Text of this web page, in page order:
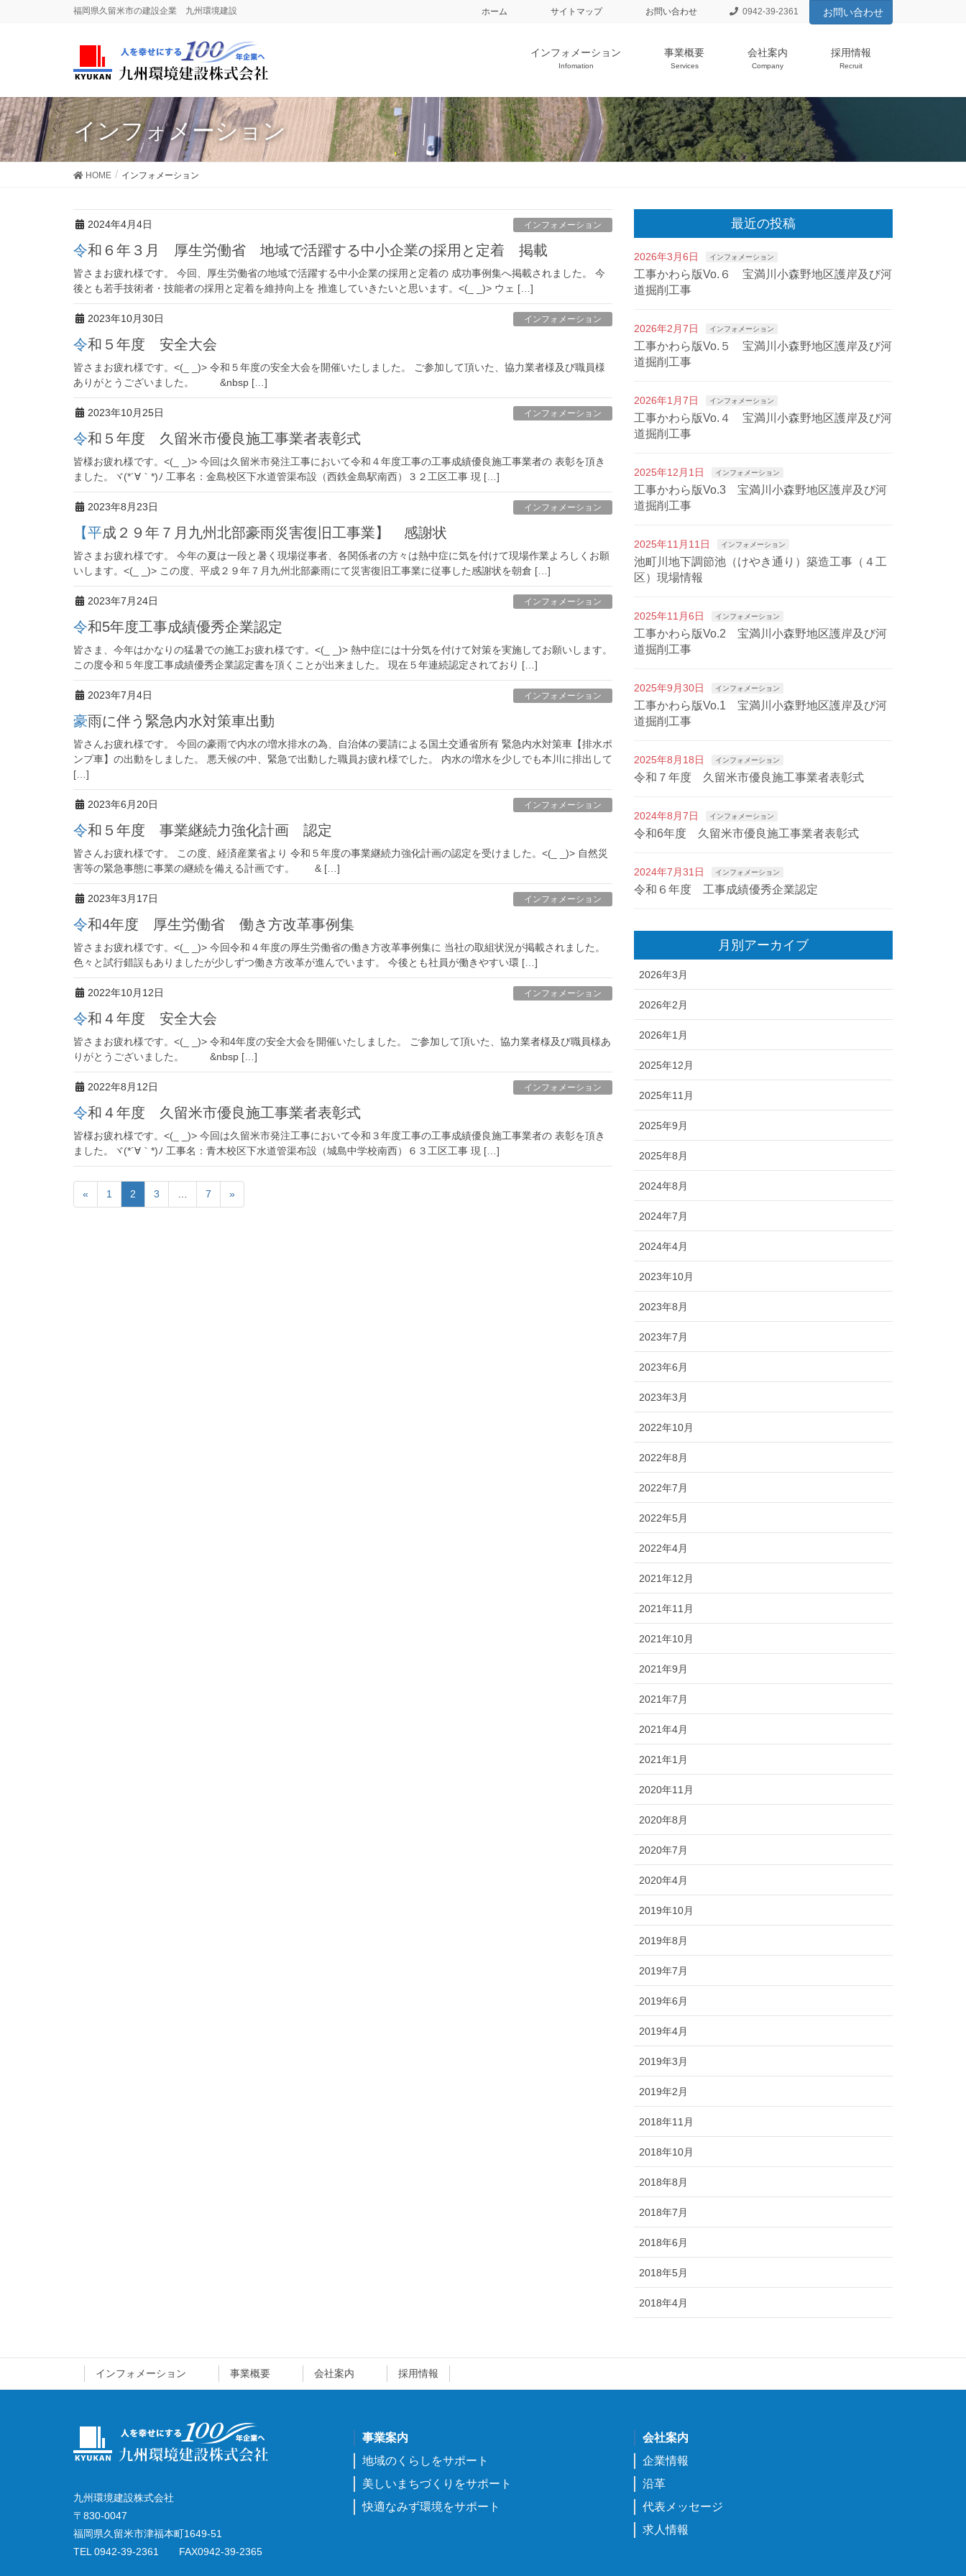
福岡県久留米市の建設企業 九州環境建設 ホーム サイトマップ お問い合わせ 0942-39-2361 お問い合わせ
インフォメーション
Infomation
事業概要
Services
会社案内
Company
採用情報
Recruit
インフォメーション
HOME インフォメーション
2024年4月4日 インフォメーション
令和６年３月 厚生労働省 地域で活躍する中小企業の採用と定着 掲載
皆さまお疲れ様です。 今回、厚生労働省の地域で活躍する中小企業の採用と定着の 成功事例集へ掲載されました。 今
後とも若手技術者・技能者の採用と定着を維持向上を 推進していきたいと思います。<(_ _)> ウェ […]
2023年10月30日 インフォメーション
令和５年度 安全大会
皆さまお疲れ様です。<(_ _)> 令和５年度の安全大会を開催いたしました。 ご参加して頂いた、協力業者様及び職員様
ありがとうございました。 &nbsp […]
2023年10月25日 インフォメーション
令和５年度 久留米市優良施工事業者表彰式
皆様お疲れ様です。<(_ _)> 今回は久留米市発注工事において令和４年度工事の工事成績優良施工事業者の 表彰を頂き
ました。ヾ(*´∀｀*)ﾉ 工事名：金島校区下水道管渠布設（西鉄金島駅南西）３２工区工事 現 […]
2023年8月23日 インフォメーション
【平成２９年７月九州北部豪雨災害復旧工事業】 感謝状
皆さまお疲れ様です。 今年の夏は一段と暑く現場従事者、各関係者の方々は熱中症に気を付けて現場作業よろしくお願
いします。<(_ _)> この度、平成２９年７月九州北部豪雨にて災害復旧工事業に従事した感謝状を朝倉 […]
2023年7月24日 インフォメーション
令和5年度工事成績優秀企業認定
皆さま、今年はかなりの猛暑での施工お疲れ様です。<(_ _)> 熱中症には十分気を付けて対策を実施してお願いします。
この度令和５年度工事成績優秀企業認定書を頂くことが出来ました。 現在５年連続認定されており […]
2023年7月4日 インフォメーション
豪雨に伴う緊急内水対策車出動
皆さんお疲れ様です。 今回の豪雨で内水の増水排水の為、自治体の要請による国土交通省所有 緊急内水対策車【排水ポ
ンプ車】の出動をしました。 悪天候の中、緊急で出動した職員お疲れ様でした。 内水の増水を少しでも本川に排出して
[…]
2023年6月20日 インフォメーション
令和５年度 事業継続力強化計画 認定
皆さんお疲れ様です。 この度、経済産業省より 令和５年度の事業継続力強化計画の認定を受けました。<(_ _)> 自然災
害等の緊急事態に事業の継続を備える計画です。 & […]
2023年3月17日 インフォメーション
令和4年度 厚生労働省 働き方改革事例集
皆さまお疲れ様です。<(_ _)> 今回令和４年度の厚生労働省の働き方改革事例集に 当社の取組状況が掲載されました。
色々と試行錯誤もありましたが少しずつ働き方改革が進んでいます。 今後とも社員が働きやすい環 […]
2022年10月12日 インフォメーション
令和４年度 安全大会
皆さまお疲れ様です。<(_ _)> 令和4年度の安全大会を開催いたしました。 ご参加して頂いた、協力業者様及び職員様あ
りがとうございました。 &nbsp […]
2022年8月12日 インフォメーション
令和４年度 久留米市優良施工事業者表彰式
皆様お疲れ様です。<(_ _)> 今回は久留米市発注工事において令和３年度工事の工事成績優良施工事業者の 表彰を頂き
ました。ヾ(*´∀｀*)ﾉ 工事名：青木校区下水道管渠布設（城島中学校南西）６３工区工事 現 […]
« 1 2 3 7 »
最近の投稿
2026年3月6日 インフォメーション
工事かわら版Vo.６ 宝満川小森野地区護岸及び河
道掘削工事
2026年2月7日 インフォメーション
工事かわら版Vo.５ 宝満川小森野地区護岸及び河
道掘削工事
2026年1月7日 インフォメーション
工事かわら版Vo.４ 宝満川小森野地区護岸及び河
道掘削工事
2025年12月1日 インフォメーション
工事かわら版Vo.3 宝満川小森野地区護岸及び河
道掘削工事
2025年11月11日 インフォメーション
池町川地下調節池（けやき通り）築造工事（４工
区）現場情報
2025年11月6日 インフォメーション
工事かわら版Vo.2 宝満川小森野地区護岸及び河
道掘削工事
2025年9月30日 インフォメーション
工事かわら版Vo.1 宝満川小森野地区護岸及び河
道掘削工事
2025年8月18日 インフォメーション
令和７年度 久留米市優良施工事業者表彰式
2024年8月7日 インフォメーション
令和6年度 久留米市優良施工事業者表彰式
2024年7月31日 インフォメーション
令和６年度 工事成績優秀企業認定
月別アーカイブ
2026年3月
2026年2月
2026年1月
2025年12月
2025年11月
2025年9月
2025年8月
2024年8月
2024年7月
2024年4月
2023年10月
2023年8月
2023年7月
2023年6月
2023年3月
2022年10月
2022年8月
2022年7月
2022年5月
2022年4月
2021年12月
2021年11月
2021年10月
2021年9月
2021年7月
2021年4月
2021年1月
2020年11月
2020年8月
2020年7月
2020年4月
2019年10月
2019年8月
2019年7月
2019年6月
2019年4月
2019年3月
2019年2月
2018年11月
2018年10月
2018年8月
2018年7月
2018年6月
2018年5月
2018年4月
インフォメーション 事業概要 会社案内 採用情報
九州環境建設株式会社
〒830-0047
福岡県久留米市津福本町1649-51
TEL 0942-39-2361 FAX0942-39-2365
事業案内
地域のくらしをサポート
美しいまちづくりをサポート
快適なみず環境をサポート
会社案内
企業情報
沿革
代表メッセージ
求人情報